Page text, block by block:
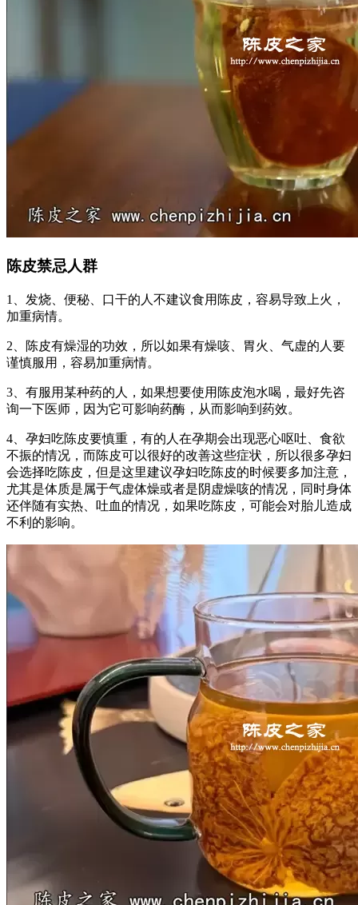
陈皮禁忌人群
1、发烧、便秘、口干的人不建议食用陈皮，容易导致上火，
加重病情。
2、陈皮有燥湿的功效，所以如果有燥咳、胃火、气虚的人要
谨慎服用，容易加重病情。
3、有服用某种药的人，如果想要使用陈皮泡水喝，最好先咨
询一下医师，因为它可影响药酶，从而影响到药效。
4、孕妇吃陈皮要慎重，有的人在孕期会出现恶心呕吐、食欲
不振的情况，而陈皮可以很好的改善这些症状，所以很多孕妇
会选择吃陈皮，但是这里建议孕妇吃陈皮的时候要多加注意，
尤其是体质是属于气虚体燥或者是阴虚燥咳的情况，同时身体
还伴随有实热、吐血的情况，如果吃陈皮，可能会对胎儿造成
不利的影响。